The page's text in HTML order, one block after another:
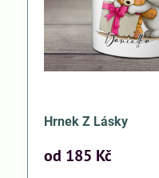
Hrnek Z Lásky
od 185 Kč